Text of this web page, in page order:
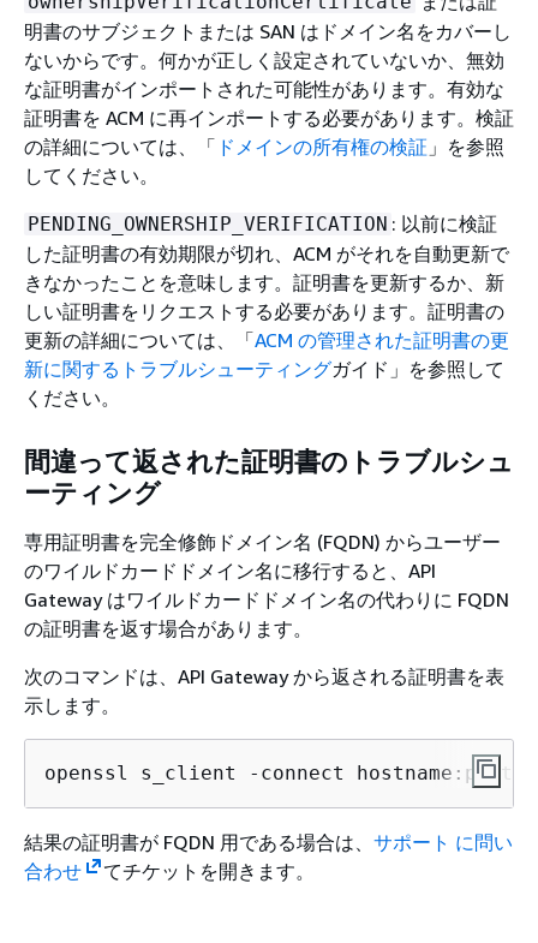
明書のサブジェクトまたは SAN はドメイン名をカバーし
ないからです。何かが正しく設定されていないか、無効
な証明書がインポートされた可能性があります。有効な
証明書を ACM に再インポートする必要があります。検証
の詳細については、「 ドメインの所有権の検証 」を参照
してください。
PENDING_OWNERSHIP_VERIFICATION : 以前に検証
した証明書の有効期限が切れ、ACM がそれを自動更新で
きなかったことを意味します。証明書を更新するか、新
しい証明書をリクエストする必要があります。証明書の
更新の詳細については、「ACM の管理された証明書の更
新に関するトラブルシューティングガイド」を参照して
ください。
間違って返された証明書のトラブルシュ
ーティング
専用証明書を完全修飾ドメイン名 (FQDN) からユーザー
のワイルドカードドメイン名に移行すると、API
Gateway はワイルドカードドメイン名の代わりに FQDN
の証明書を返す場合があります。
次のコマンドは、API Gateway から返される証明書を表
示します。
openssl s_client -connect hostname:port
結果の証明書が FQDN 用である場合は、 サポート に問い
合わせ
てチケットを開きます。